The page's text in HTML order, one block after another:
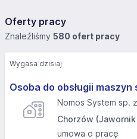
Oferty pracy
Znaleźliśmy 580 ofert pracy
Osoba do obsługii
Nomos System sp.
Chorzów
umowa o pracę
Wygasa dzisiaj